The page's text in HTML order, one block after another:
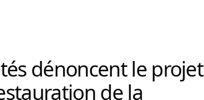
dénoncent le projet
de la